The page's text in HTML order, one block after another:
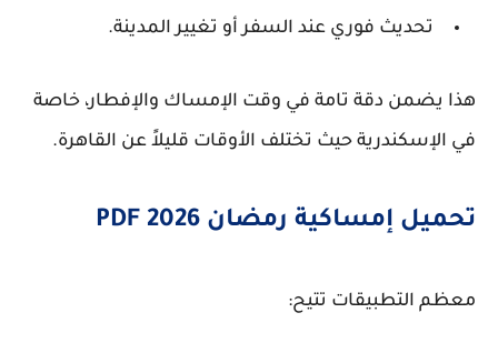
تحديث فوري عند السفر أو تغيير المدينة.
هذا يضمن دقة تامة في وقت الإمساك والإفطار، خاصة
في الإسكندرية حيث تختلف الأوقات قليلاً عن القاهرة.
تحميل إمساكية رمضان 2026 PDF
معظم التطبيقات تتيح: